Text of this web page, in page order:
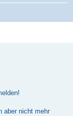
aber nicht mehr